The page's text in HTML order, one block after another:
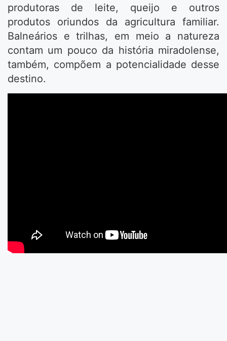
produtoras de leite, queijo e outros
produtos oriundos da agricultura familiar.
Balneários e trilhas, em meio a natureza
contam um pouco da história miradolense,
também, compõem a potencialidade desse
destino.